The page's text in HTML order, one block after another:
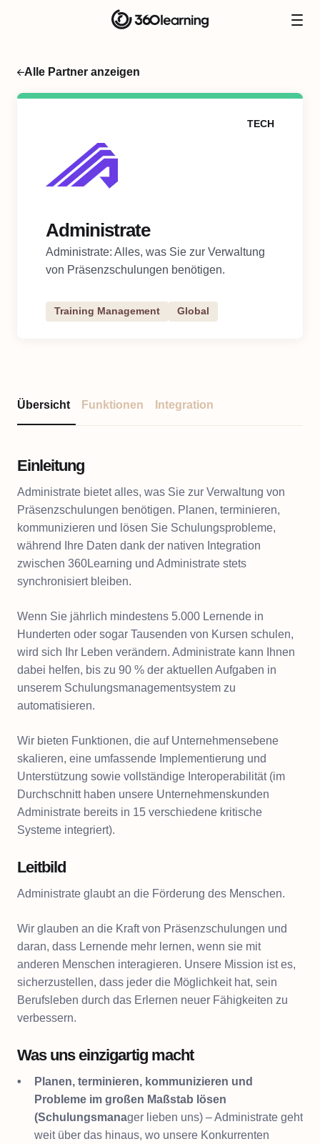
Alle Partner anzeigen
TECH
Administrate
Administrate: Alles, was Sie zur Verwaltung
von Präsenzschulungen benötigen.
Training Management Global
Übersicht Funktionen Integration
Einleitung
Administrate bietet alles, was Sie zur Verwaltung von
Präsenzschulungen benötigen. Planen, terminieren,
kommunizieren und lösen Sie Schulungsprobleme,
während Ihre Daten dank der nativen Integration
zwischen 360Learning und Administrate stets
synchronisiert bleiben.
Wenn Sie jährlich mindestens 5.000 Lernende in
Hunderten oder sogar Tausenden von Kursen schulen,
wird sich Ihr Leben verändern. Administrate kann Ihnen
dabei helfen, bis zu 90 % der aktuellen Aufgaben in
unserem Schulungsmanagementsystem zu
automatisieren.
Wir bieten Funktionen, die auf Unternehmensebene
skalieren, eine umfassende Implementierung und
Unterstützung sowie vollständige Interoperabilität (im
Durchschnitt haben unsere Unternehmenskunden
Administrate bereits in 15 verschiedene kritische
Systeme integriert).
Leitbild
Administrate glaubt an die Förderung des Menschen.
Wir glauben an die Kraft von Präsenzschulungen und
daran, dass Lernende mehr lernen, wenn sie mit
anderen Menschen interagieren. Unsere Mission ist es,
sicherzustellen, dass jeder die Möglichkeit hat, sein
Berufsleben durch das Erlernen neuer Fähigkeiten zu
verbessern.
Was uns einzigartig macht
Planen, terminieren, kommunizieren und
Probleme im großen Maßstab lösen
(Schulungsmanager lieben uns) – Administrate geht
weit über das hinaus, wo unsere Konkurrenten